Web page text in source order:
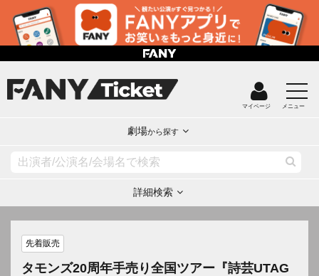
マイページ メニュー
劇場から探す
詳細検索
先着販売
タモンズ20周年手売り全国ツアー『詩芸UTAG